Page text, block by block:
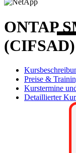
ONTAP
(CIFSAD)
Preise &
Kurstermine
Detaillierter